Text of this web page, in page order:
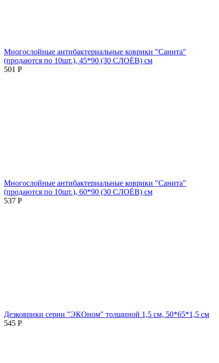
Многослойные антибактериальные коврики "Санита"
(продаются по 10шт.), 45*90 (30 СЛОЁВ) см
501 Р
Многослойные антибактериальные коврики "Санита"
(продаются по 10шт.), 60*90 (30 СЛОЁВ) см
537 Р
Дезковрики серии "ЭКОном" толщиной 1,5 см, 50*65*1,5 см
545 Р